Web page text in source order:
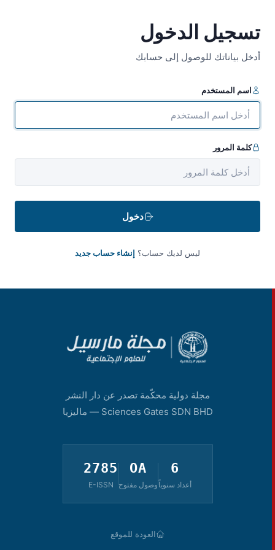
تسجيل الدخول
أدخل بياناتك للوصول إلى حسابك
اسم المستخدم
كلمة المرور
دخول
ليس لديك حساب؟ إنشاء حساب جديد
مجلة دولية محكّمة تصدر عن دار النشر
Sciences Gates SDN BHD — ماليزيا
6
أعداد سنوياً
OA
وصول مفتوح
2785
E-ISSN
العودة للموقع